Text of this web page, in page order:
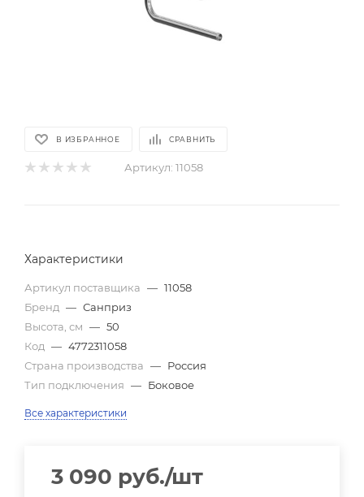
В ИЗБРАННОЕ СРАВНИТЬ
Артикул: 11058
Характеристики
Артикул поставщика — 11058
Бренд — Санприз
Высота, см — 50
Код — 4772311058
Страна производства — Россия
Тип подключения — Боковое
Все характеристики
3 090 руб./шт